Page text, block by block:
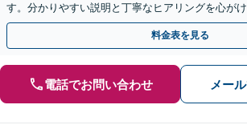
す。分かりやすい説明と丁寧なヒアリングを心が
緒に最適な解決策を模索してまいります。
料金表を見る
電話でお問い合わせ メー